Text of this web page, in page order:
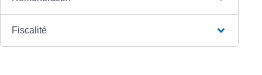
Fiscalité